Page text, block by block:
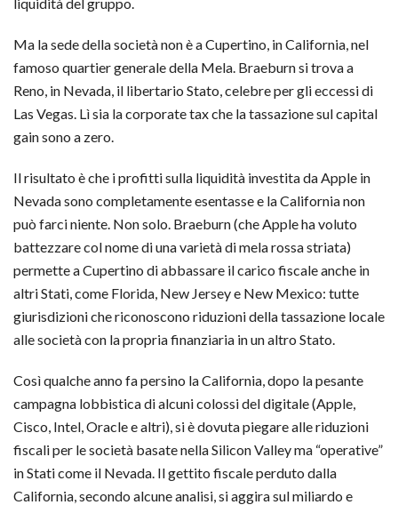
Ma la sede della società non è a Cupertino, in California, nel
famoso quartier generale della Mela. Braeburn si trova a
Reno, in Nevada, il libertario Stato, celebre per gli eccessi di
Las Vegas. Lì sia la corporate tax che la tassazione sul capital
gain sono a zero.
Il risultato è che i profitti sulla liquidità investita da Apple in
Nevada sono completamente esentasse e la California non
può farci niente. Non solo. Braeburn (che Apple ha voluto
battezzare col nome di una varietà di mela rossa striata)
permette a Cupertino di abbassare il carico fiscale anche in
altri Stati, come Florida, New Jersey e New Mexico: tutte
giurisdizioni che riconoscono riduzioni della tassazione locale
alle società con la propria finanziaria in un altro Stato.
Così qualche anno fa persino la California, dopo la pesante
campagna lobbistica di alcuni colossi del digitale (Apple,
Cisco, Intel, Oracle e altri), si è dovuta piegare alle riduzioni
fiscali per le società basate nella Silicon Valley ma “operative”
in Stati come il Nevada. Il gettito fiscale perduto dalla
California, secondo alcune analisi, si aggira sul miliardo e